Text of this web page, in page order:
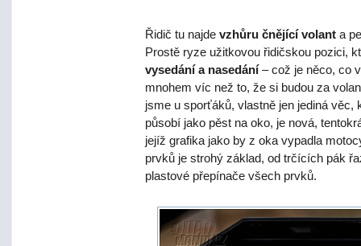
Řidič tu najde vzhůru čnějící volant a
Prostě ryze užitkovou řidičskou pozici,
vysedání a nasedání– což je něco, co
mnohem víc než to, že si budou za
jsme u sporťáků, vlastně jen jediná věc,
působí jako pěst na oko, je nová,
jejíž grafika jako by z oka vypadla
prvků je strohý základ, od trčících pák
plastové přepínače všech prvků.